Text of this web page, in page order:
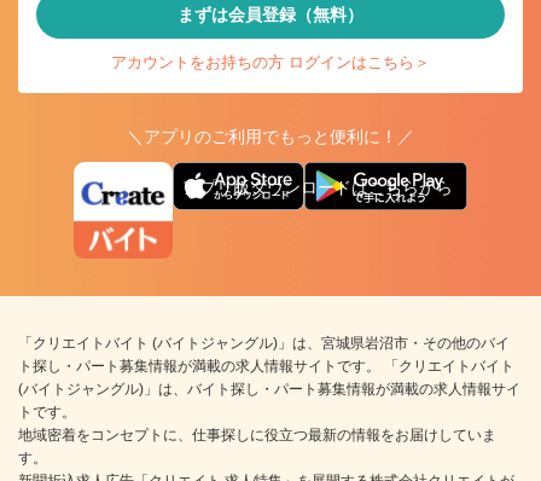
まずは会員登録（無料）
アカウントをお持ちの方 ログインはこちら＞
＼アプリのご利用でもっと便利に！／
アプリ版ダウンロードはこちらから
「クリエイトバイト (バイトジャングル)」は、宮城県岩沼市・その他のバイ
ト探し・パート募集情報が満載の求人情報サイトです。 「クリエイトバイト
(バイトジャングル)」は、バイト探し・パート募集情報が満載の求人情報サイ
トです。
地域密着をコンセプトに、仕事探しに役立つ最新の情報をお届けしていま
す。